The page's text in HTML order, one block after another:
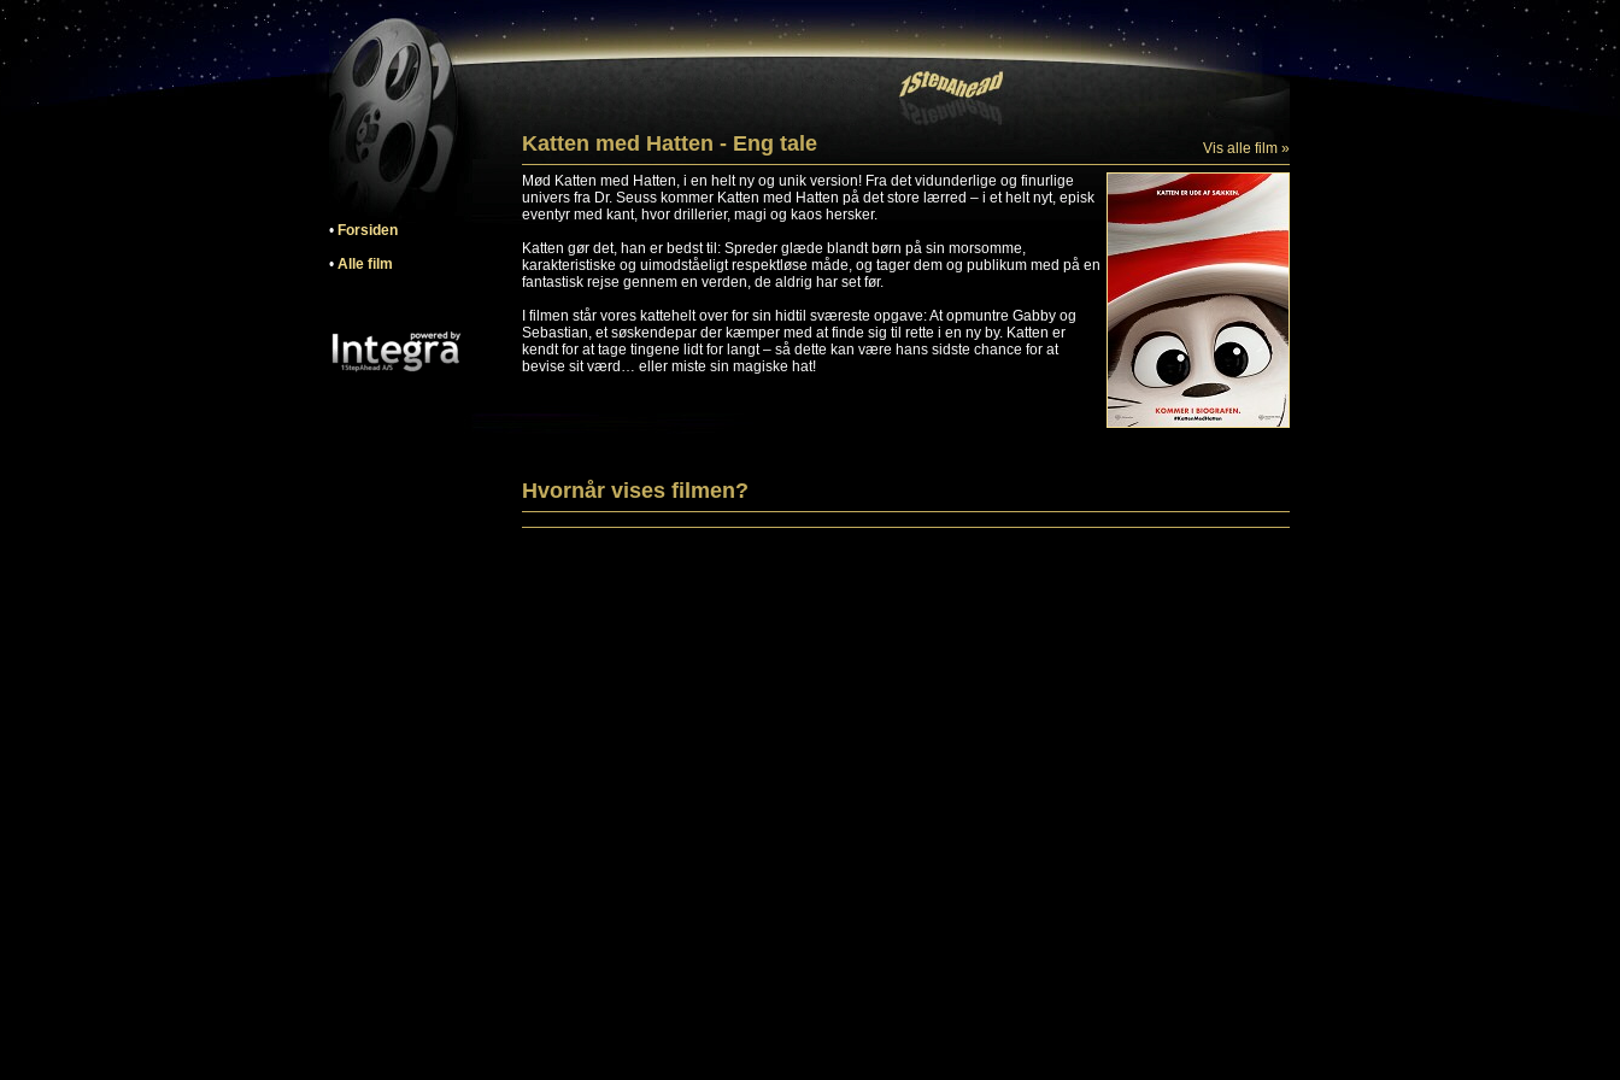
• Forsiden
• Alle film
Katten med Hatten - Eng tale
Vis alle film »
Mød Katten med Hatten, i en helt ny og unik version! Fra det vidunderlige og finurlige
univers fra Dr. Seuss kommer Katten med Hatten på det store lærred – i et helt nyt, episk
eventyr med kant, hvor drillerier, magi og kaos hersker.
Katten gør det, han er bedst til: Spreder glæde blandt børn på sin morsomme,
karakteristiske og uimodståeligt respektløse måde, og tager dem og publikum med på en
fantastisk rejse gennem en verden, de aldrig har set før.
I filmen står vores kattehelt over for sin hidtil sværeste opgave: At opmuntre Gabby og
Sebastian, et søskendepar der kæmper med at finde sig til rette i en ny by. Katten er
kendt for at tage tingene lidt for langt – så dette kan være hans sidste chance for at
bevise sit værd… eller miste sin magiske hat!
Hvornår vises filmen?